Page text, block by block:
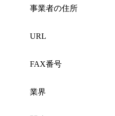
事業者の住所
URL
FAX番号
業界